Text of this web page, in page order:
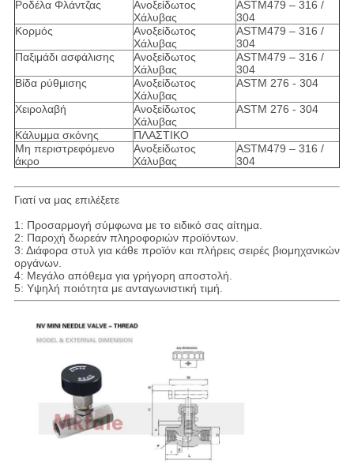
Ροδέλα Φλάντζας
Ανοξείδωτος
Χάλυβας
ASTM479 – 316 /
304
Κορμός
Ανοξείδωτος
Χάλυβας
ASTM479 – 316 /
304
Παξιμάδι ασφάλισης
Ανοξείδωτος
Χάλυβας
ASTM479 – 316 /
304
Βίδα ρύθμισης
Ανοξείδωτος
Χάλυβας
ASTM 276 - 304
Χειρολαβή
Ανοξείδωτος
Χάλυβας
ASTM 276 - 304
Κάλυμμα σκόνης
ΠΛΑΣΤΙΚΟ
Μη περιστρεφόμενο
άκρο
Ανοξείδωτος
Χάλυβας
ASTM479 – 316 /
304
Γιατί να μας επιλέξετε
1: Προσαρμογή σύμφωνα με το ειδικό σας αίτημα.
2: Παροχή δωρεάν πληροφοριών προϊόντων.
3: Διάφορα στυλ για κάθε προϊόν και πλήρεις σειρές βιομηχανικών
οργάνων.
4: Μεγάλο απόθεμα για γρήγορη αποστολή.
5: Υψηλή ποιότητα με ανταγωνιστική τιμή.